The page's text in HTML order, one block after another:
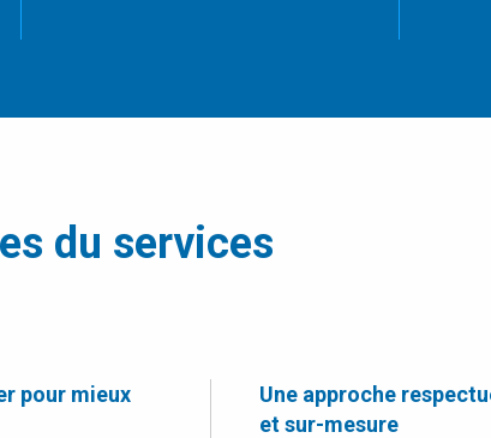
du services
pour mieux
Une approche
et sur-mesure